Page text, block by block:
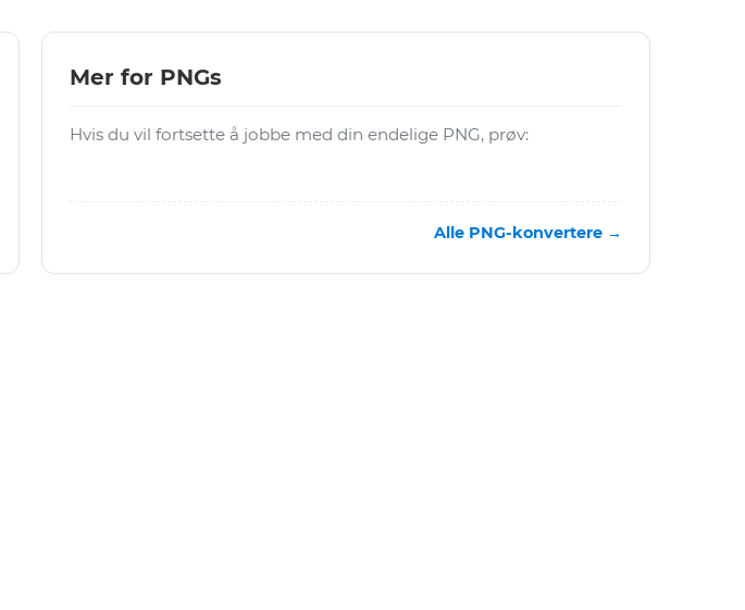
Mer for PNGs
Hvis du vil fortsette å jobbe med din endelige PNG, prøv:
Alle PNG-konvertere →